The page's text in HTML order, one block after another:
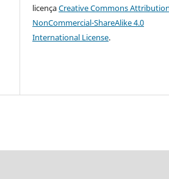
licençaCreative Commons
NonCommercial-ShareAlike 4.0
International License.